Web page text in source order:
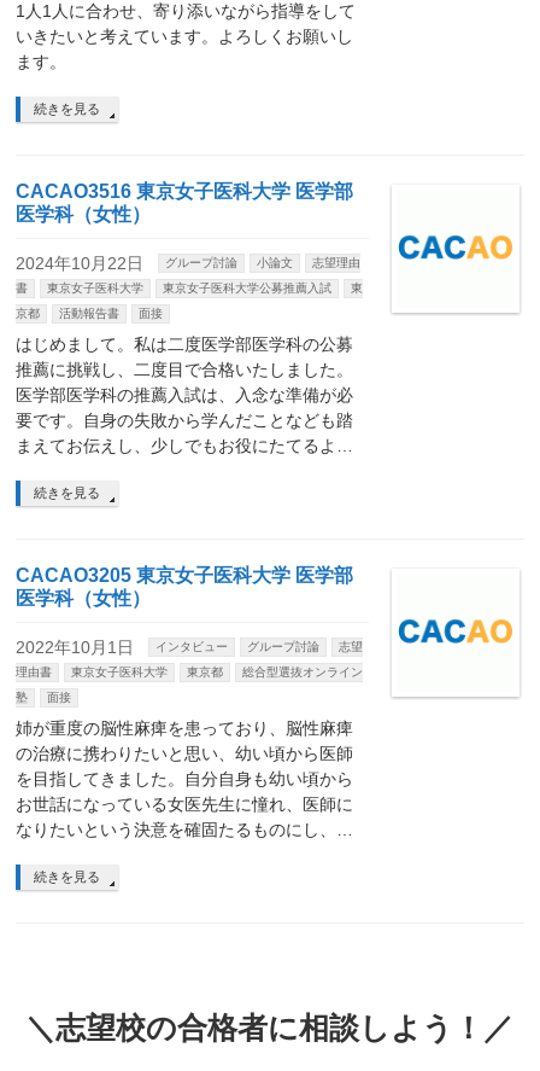
1人1人に合わせ、寄り添いながら指導をして
いきたいと考えています。よろしくお願いし
ます。
続きを見る
CACAO3516 東京女子医科大学 医学部
医学科（女性）
2024年10月22日 グループ討論 小論文
志望理由
書
東京女子医科大学 東京女子医科大学公募推薦入試
東
京都
活動報告書 面接
はじめまして。私は二度医学部医学科の公募
推薦に挑戦し、二度目で合格いたしました。
医学部医学科の推薦入試は、入念な準備が必
要です。自身の失敗から学んだことなども踏
まえてお伝えし、少しでもお役にたてるよ…
続きを見る
CACAO3205 東京女子医科大学 医学部
医学科（女性）
2022年10月1日 インタビュー グループ討論
志望
理由書
東京女子医科大学 東京都
総合型選抜オンライン
塾
面接
姉が重度の脳性麻痺を患っており、脳性麻痺
の治療に携わりたいと思い、幼い頃から医師
を目指してきました。自分自身も幼い頃から
お世話になっている女医先生に憧れ、医師に
なりたいという決意を確固たるものにし、…
続きを見る
＼志望校の合格者に相談しよう！／